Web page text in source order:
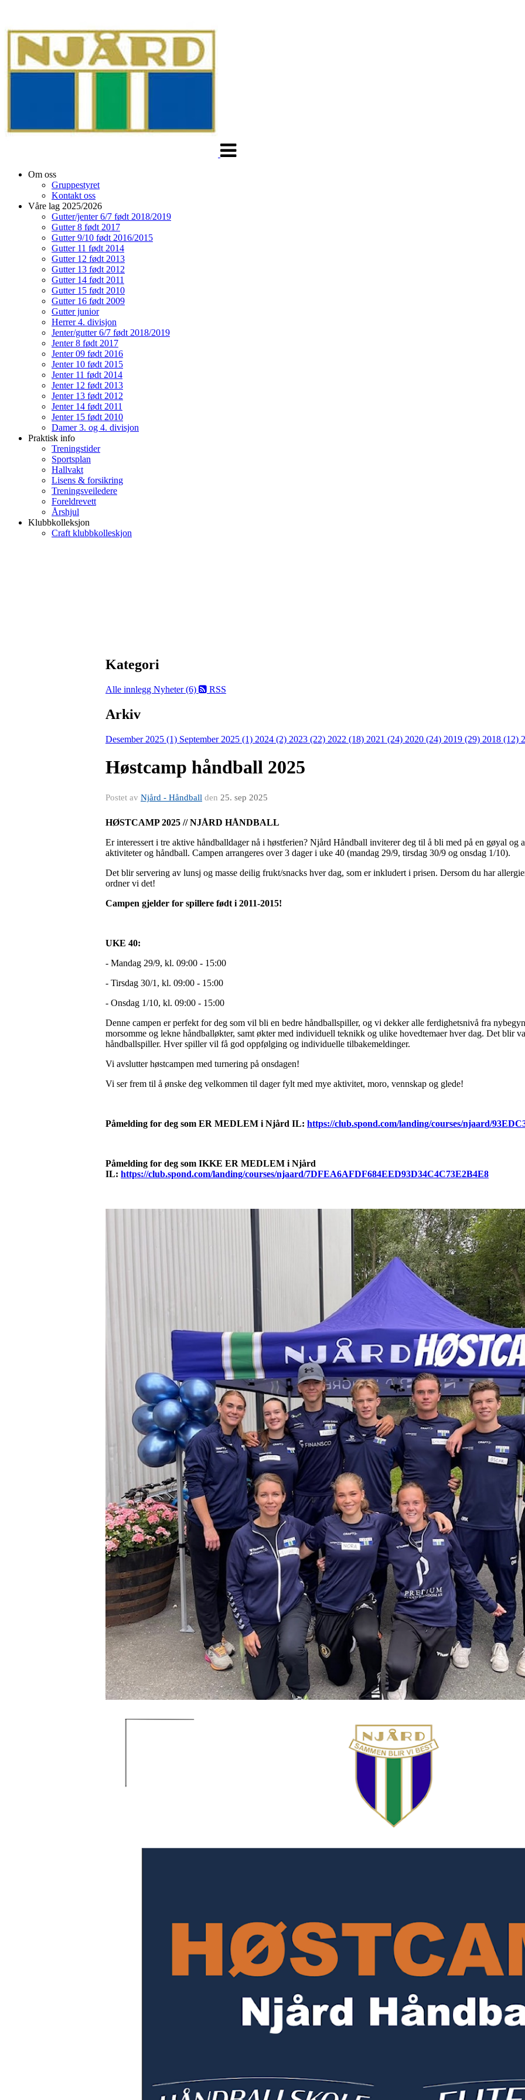
Om oss
Gruppestyret
Kontakt oss
Våre lag 2025/2026
Gutter/jenter 6/7 født 2018/2019
Gutter 8 født 2017
Gutter 9/10 født 2016/2015
Gutter 11 født 2014
Gutter 12 født 2013
Gutter 13 født 2012
Gutter 14 født 2011
Gutter 15 født 2010
Gutter 16 født 2009
Gutter junior
Herrer 4. divisjon
Jenter/gutter 6/7 født 2018/2019
Jenter 8 født 2017
Jenter 09 født 2016
Jenter 10 født 2015
Jenter 11 født 2014
Jenter 12 født 2013
Jenter 13 født 2012
Jenter 14 født 2011
Jenter 15 født 2010
Damer 3. og 4. divisjon
Praktisk info
Treningstider
Sportsplan
Hallvakt
Lisens & forsikring
Treningsveiledere
Foreldrevett
Årshjul
Klubbkolleksjon
Craft klubbkolleskjon
Kategori
Alle innlegg Nyheter (6) RSS
Arkiv
Desember 2025 (1) September 2025 (1) 2024 (2) 2023 (22) 2022 (18) 2021 (24) 2020 (24) 2019 (29) 2018 (12)
Høstcamp håndball 2025
Postet av Njård - Håndball den 25. sep 2025
HØSTCAMP 2025 // NJÅRD HÅNDBALL
Er interessert i tre aktive håndballdager nå i høstferien? Njård Håndball inviterer deg til å bli med på en gøyal og
aktiviteter og håndball. Campen arrangeres over 3 dager i uke 40 (mandag 29/9, tirsdag 30/9 og onsdag 1/10).
Det blir servering av lunsj og masse deilig frukt/snacks hver dag, som er inkludert i prisen. Dersom du har
ordner vi det!
Campen gjelder for spillere født i 2011-2015!
UKE 40:
- Mandag 29/9, kl. 09:00 - 15:00
- Tirsdag 30/1, kl. 09:00 - 15:00
- Onsdag 1/10, kl. 09:00 - 15:00
Denne campen er perfekt for deg som vil bli en bedre håndballspiller, og vi dekker alle ferdighetsnivå fra
morsomme og lekne håndballøkter, samt økter med individuell teknikk og ulike hovedtemaer hver dag. Det blir
håndballspiller. Hver spiller vil få god oppfølging og individuelle tilbakemeldinger.
Vi avslutter høstcampen med turnering på onsdagen!
Vi ser frem til å ønske deg velkommen til dager fylt med mye aktivitet, moro, vennskap og glede!
Påmelding for deg som ER MEDLEM i Njård IL: https://club.spond.com/landing/courses/njaard/
Påmelding for deg som IKKE ER MEDLEM i Njård
IL: https://club.spond.com/landing/courses/njaard/7DFEA6AFDF684EED93D34C4C73E2B4E8